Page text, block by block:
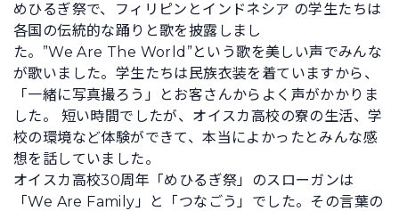
めひるぎ祭で、フィリピンとインドネシア の学生たちは
各国の伝統的な踊りと歌を披露しまし
た。”We Are The World”という歌を美しい声でみんな
が歌いました。学生たちは民族衣装を着ていますから、
「一緒に写真撮ろう」とお客さんからよく声がかかりま
した。 短い時間でしたが、オイスカ高校の寮の生活、学
校の環境など体験ができて、本当によかったとみんな感
想を話していました。
オイスカ高校30周年「めひるぎ祭」のスローガンは
「We Are Family」と「つなごう」でした。その言葉の